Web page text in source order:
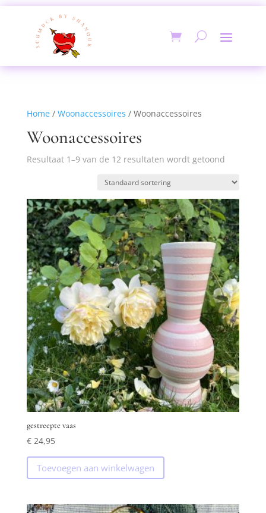
Home/ Woonaccessoires / Woonaccessoires
Woonaccessoires
Resultaat 1–9 van de 12 resultaten wordt getoond
gestreepte vaas
€24,95
Toevoegen aan winkelwagen